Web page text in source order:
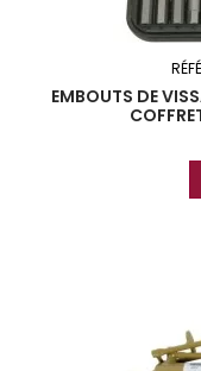
EMBOUTS DE